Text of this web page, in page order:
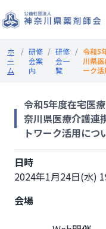
ホ
ー
ム
/ 研修
会案
内
/ 研修
会一
覧
/ 令和5
川県
ーク
令和5年度在宅医
奈川県医療介護連
トワーク活用につ
日時
2024年1月24日(水)
会場